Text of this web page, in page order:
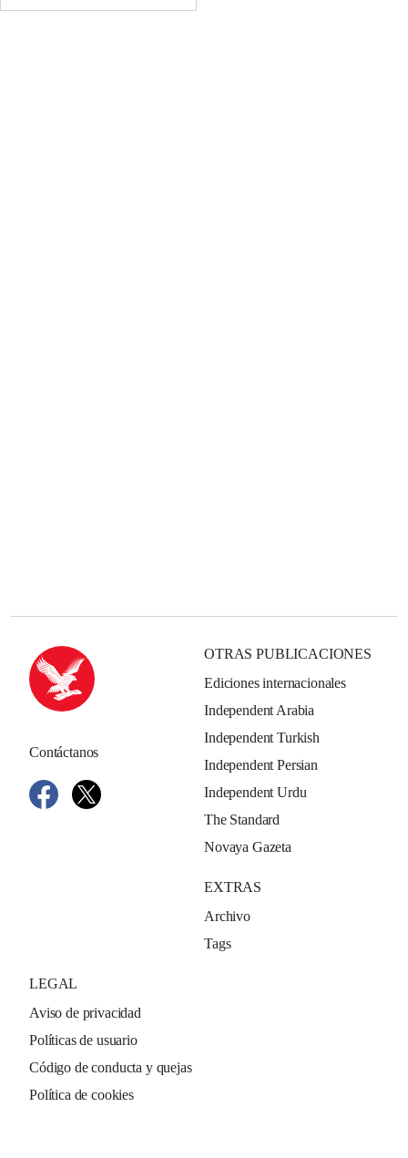
Contáctanos
OTRAS PUBLICACIONES
Ediciones internacionales
Independent Arabia
Independent Turkish
Independent Persian
Independent Urdu
The Standard
Novaya Gazeta
EXTRAS
Archivo
Tags
LEGAL
Aviso de privacidad
Políticas de usuario
Código de conducta y quejas
Política de cookies